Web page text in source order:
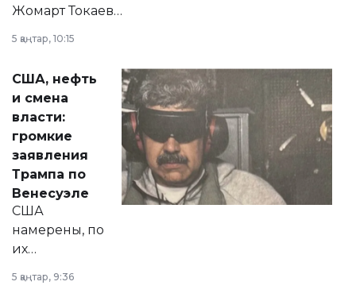
Жомарт Токаев
сразу несколько
актуальных тем —
от слухов о
политических
реформах до
вопросов армии,
экономики и
личного здоровья.
5 қаңтар, 10:15
США, нефть
и смена
власти:
громкие
заявления
Трампа по
Венесуэле
США
намерены, по
их
принести
5 қаңтар, 9:36